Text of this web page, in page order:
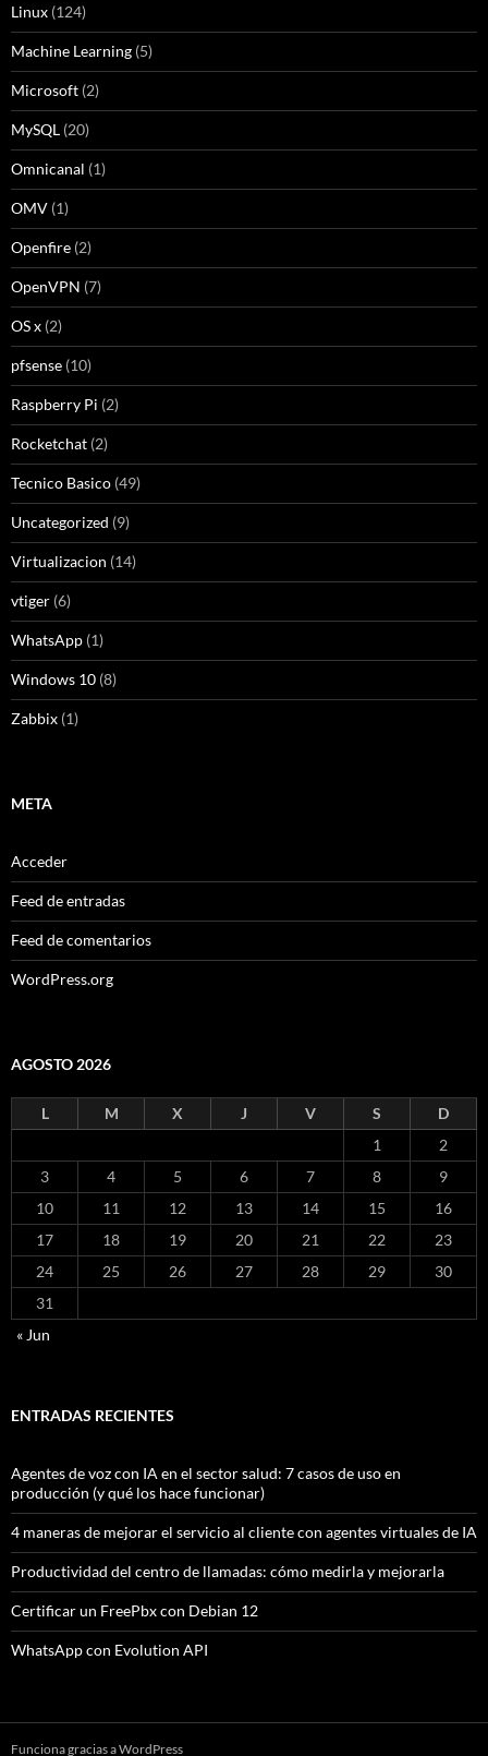
Linux (124)
Machine Learning (5)
Microsoft (2)
MySQL (20)
Omnicanal (1)
OMV (1)
Openfire (2)
OpenVPN (7)
OS x (2)
pfsense (10)
Raspberry Pi (2)
Rocketchat (2)
Tecnico Basico (49)
Uncategorized (9)
Virtualizacion (14)
vtiger (6)
WhatsApp (1)
Windows 10 (8)
Zabbix (1)
META
Acceder
Feed de entradas
Feed de comentarios
WordPress.org
AGOSTO 2026
L M X J V S
D
1
2
3
4 5 6 7 8
9
10
11 12 13 14 15
16
17
18 19 20 21 22
23
24
25 26 27 28 29
30
31
« Jun
ENTRADAS RECIENTES
Agentes de voz con IA en el sector salud: 7 casos de uso en
producción (y qué los hace funcionar)
4 maneras de mejorar el servicio al cliente con agentes virtuales de IA
Productividad del centro de llamadas: cómo medirla y mejorarla
Certificar un FreePbx con Debian 12
WhatsApp con Evolution API
Funciona gracias a WordPress